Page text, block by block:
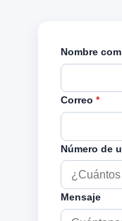
Nombre
Correo *
Número de
Mensaje